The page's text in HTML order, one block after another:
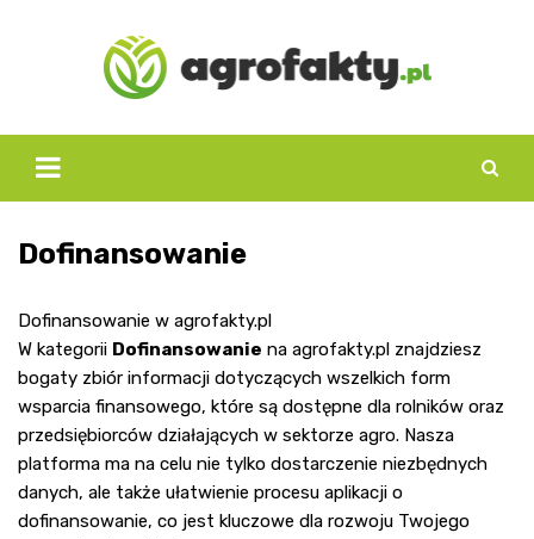
Dofinansowanie
Dofinansowanie w agrofakty.pl
W kategorii Dofinansowanie na agrofakty.pl znajdziesz
bogaty zbiór informacji dotyczących wszelkich form
wsparcia finansowego, które są dostępne dla rolników oraz
przedsiębiorców działających w sektorze agro. Nasza
platforma ma na celu nie tylko dostarczenie niezbędnych
danych, ale także ułatwienie procesu aplikacji o
dofinansowanie, co jest kluczowe dla rozwoju Twojego